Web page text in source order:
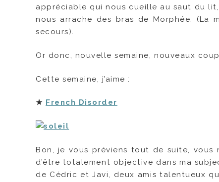
appréciable qui nous cueille au saut du
nous arrache des bras de Morphée. (La
secours).
Or donc, nouvelle semaine, nouveaux
Cette semaine, j’aime :
★ French Disorder
Bon, je vous préviens tout de suite, vous
d’être totalement objective dans ma
de Cédric et Javi, deux amis talentueux